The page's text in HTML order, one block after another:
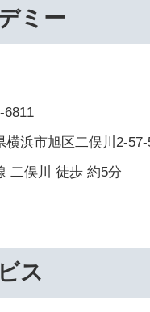
ミー
6811
横浜市旭区二俣川2-57-
二俣川 徒歩 約5分
ス